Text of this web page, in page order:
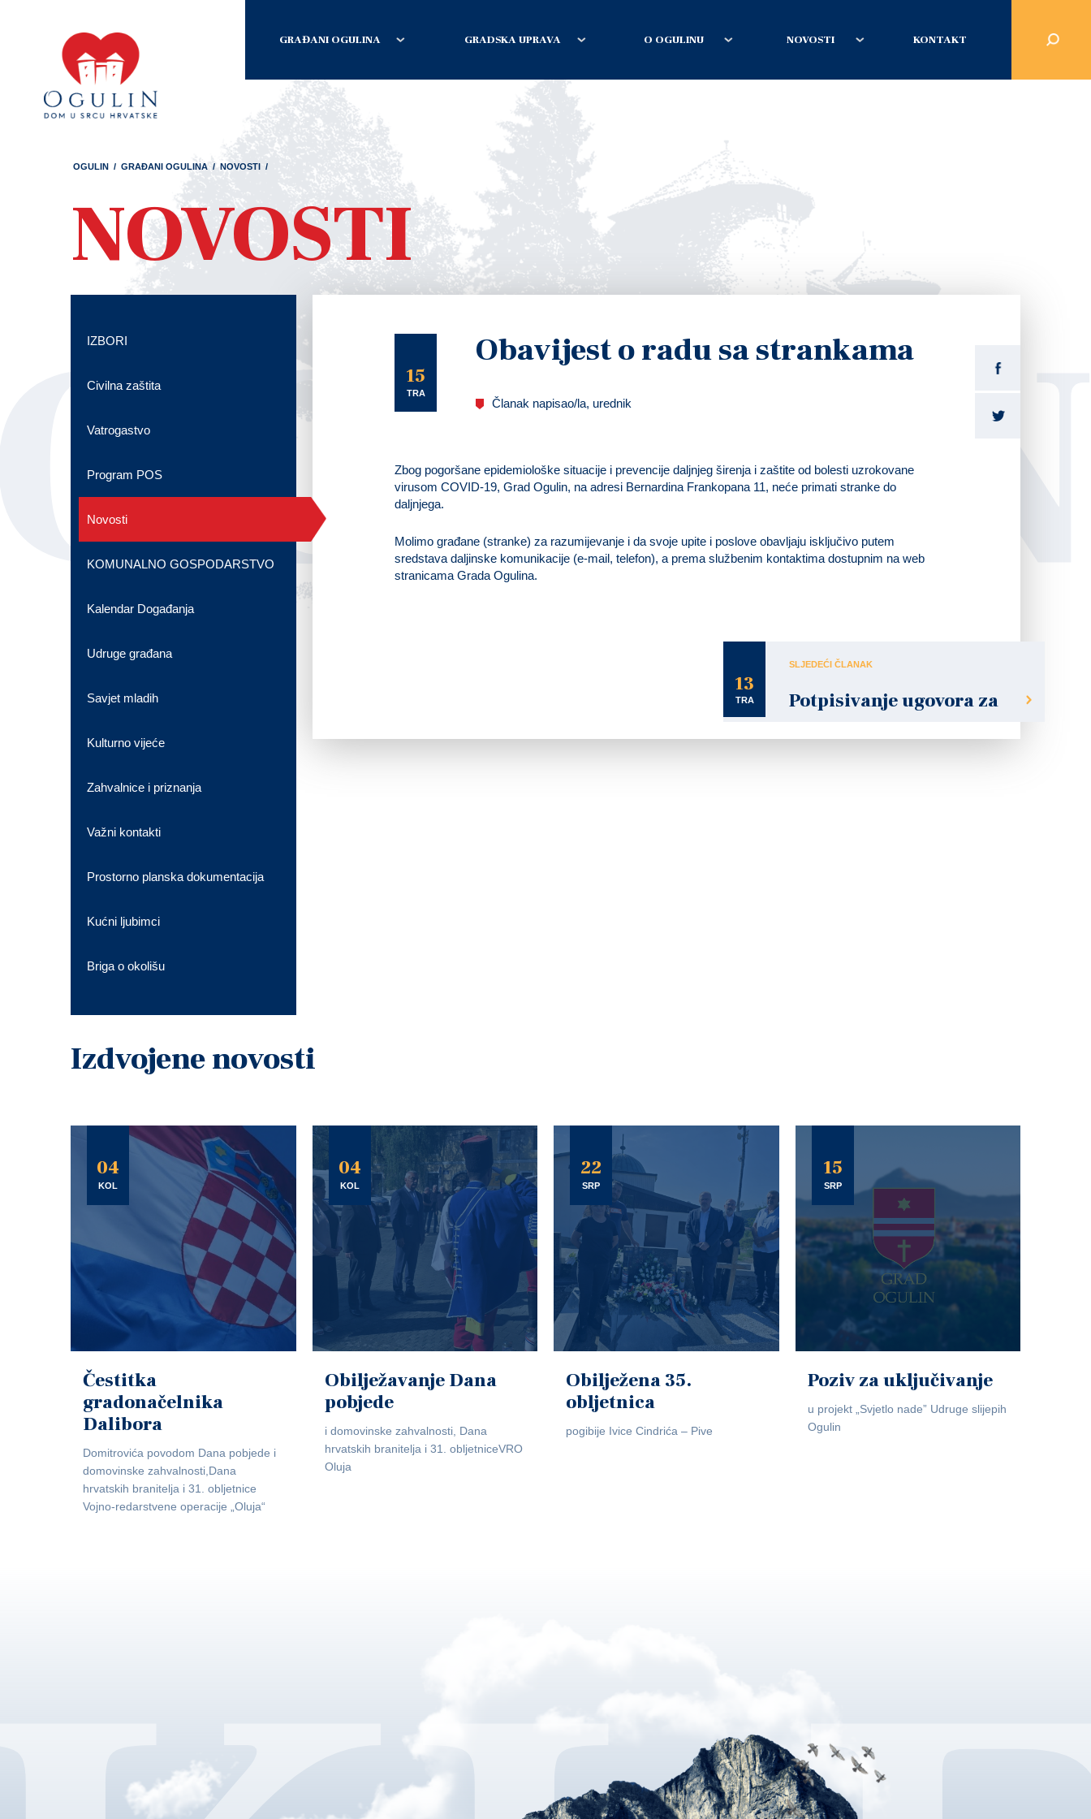
GRAĐANI OGULINA GRADSKA UPRAVA O OGULINU NOVOSTI KONTAKT
OGULIN / GRAĐANI OGULINA / NOVOSTI /
NOVOSTI
15
TRA
Obavijest o radu sa strankama
Članak napisao/la, urednik
Zbog pogoršane epidemiološke situacije i prevencije daljnjeg širenja i zaštite od bolesti uzrokovane
virusom COVID-19, Grad Ogulin, na adresi Bernardina Frankopana 11, neće primati stranke do
daljnjega.
Molimo građane (stranke) za razumijevanje i da svoje upite i poslove obavljaju isključivo putem
sredstava daljinske komunikacije (e-mail, telefon), a prema službenim kontaktima dostupnim na web
stranicama Grada Ogulina.
13
TRA
SLJEDEĆI ČLANAK
Potpisivanje ugovora za
IZBORI
Civilna zaštita
Vatrogastvo
Program POS
Novosti
KOMUNALNO GOSPODARSTVO
Kalendar Događanja
Udruge građana
Savjet mladih
Kulturno vijeće
Zahvalnice i priznanja
Važni kontakti
Prostorno planska dokumentacija
Kućni ljubimci
Briga o okolišu
Izdvojene novosti
04
KOL
Čestitka
gradonačelnika
Dalibora
Domitrovića povodom Dana pobjede i
domovinske zahvalnosti,Dana
hrvatskih branitelja i 31. obljetnice
Vojno-redarstvene operacije „Oluja“
04
KOL
Obilježavanje Dana
pobjede
i domovinske zahvalnosti, Dana
hrvatskih branitelja i 31. obljetniceVRO
Oluja
22
SRP
Obilježena 35.
obljetnica
pogibije Ivice Cindrića – Pive
15
SRP
Poziv za uključivanje
u projekt „Svjetlo nade” Udruge slijepih
Ogulin